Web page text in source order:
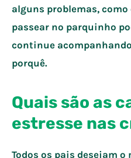
alguns problemas, como
passear no parquinho
continue
porquê.
Quais são as
estresse nas
Todos os pais desejam o